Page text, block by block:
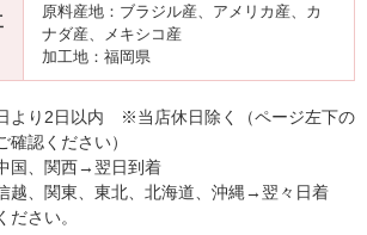
原料産地：ブラジル産、アメリカ産、カ
ナダ産、メキシコ産
加工地：福岡県
日より2日以内 ※当店休日除く（ページ左下の
認ください）
国、関西→翌日到着
越、関東、東北、北海道、沖縄→翌々日着
さい。